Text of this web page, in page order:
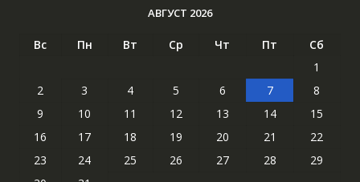
АВГУСТ 2026
Вс Пн Вт Ср Чт Пт
Сб
1
2
3 4 5 6 7
8
9
10 11 12 13 14
15
16
17 18 19 20 21
22
23
24 25 26 27 28
29